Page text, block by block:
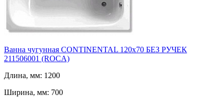
Ванна чугунная CONTINENTAL 120х70 БЕЗ РУЧЕК
211506001 (ROCA)
Длина, мм: 1200
Ширина, мм: 700